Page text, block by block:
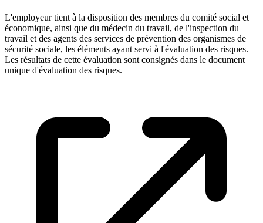
L'employeur tient à la disposition des membres du comité social et
économique, ainsi que du médecin du travail, de l'inspection du
travail et des agents des services de prévention des organismes de
sécurité sociale, les éléments ayant servi à l'évaluation des risques.
Les résultats de cette évaluation sont consignés dans le document
unique d'évaluation des risques.